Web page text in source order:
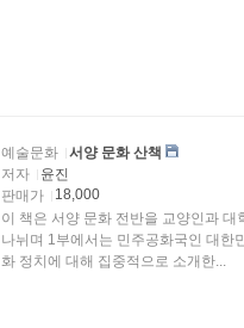
예술문화
서양 문화 산책
저자
윤진
판매가
18,000
이 책은 서양 문화 전반을 교양인과
나뉘며 1부에서는 민주공화국인 대한
화 정치에 대해 집중적으로 소개한...